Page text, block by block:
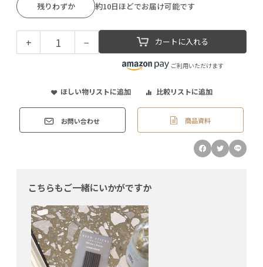
残りわずか 約10日ほどでお届け可能です
+ − カートに入れる
ご利用いただけます
ほしい物リストに追加 比較リストに追加
お問い合わせ 商品資料
こちらもご一緒にいかがですか